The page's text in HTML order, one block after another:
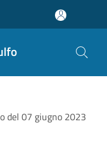
del 07 giugno 2023